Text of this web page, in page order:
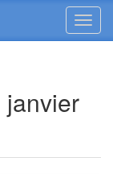
janvier